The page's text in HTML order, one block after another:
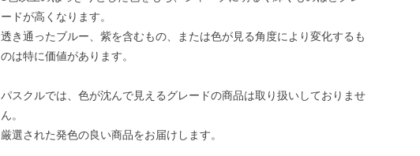
ードが高くなります。
透き通ったブルー、紫を含むもの、または色が見る角度により変化するも
のは特に価値があります。
パスクルでは、色が沈んで見えるグレードの商品は取り扱いしておりませ
ん。
厳選された発色の良い商品をお届けします。